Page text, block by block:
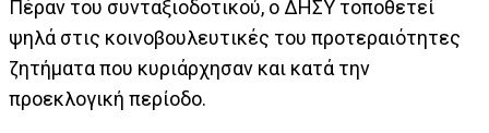
Πέραν του συνταξιοδοτικού, ο ΔΗΣΥ τοποθετεί
ψηλά στις κοινοβουλευτικές του προτεραιότητες
ζητήματα που κυριάρχησαν και κατά την
προεκλογική περίοδο.